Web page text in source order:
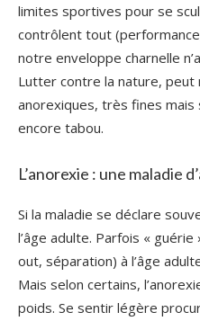
limites sportives pour se
contrôlent tout
notre enveloppe charnelle
Lutter contre la nature, peut
anorexiques, très fines mais
encore tabou.
L’anorexie : une maladie
Si la maladie se déclare
l’âge adulte. Parfois «
out, séparation) à l’âge
Mais selon certains,
poids. Se sentir légère